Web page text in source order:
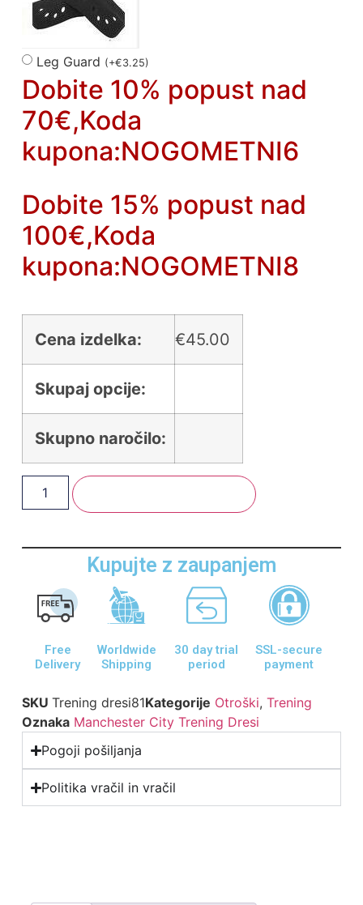
Leg Guard (+€3.25)
Dobite 10% popust nad
70€,Koda
kupona:NOGOMETNI6
Dobite 15% popust nad
100€,Koda
kupona:NOGOMETNI8
Cena izdelka: €45.00
Skupaj opcije:
Skupno naročilo:
Kupujte z zaupanjem
Free
Delivery
Worldwide
Shipping
30 day trial
period
SSL-secure
payment
SKU Trening dresi81Kategorije Otroški, Trening
Oznaka Manchester City Trening Dresi
Pogoji pošiljanja
Politika vračil in vračil